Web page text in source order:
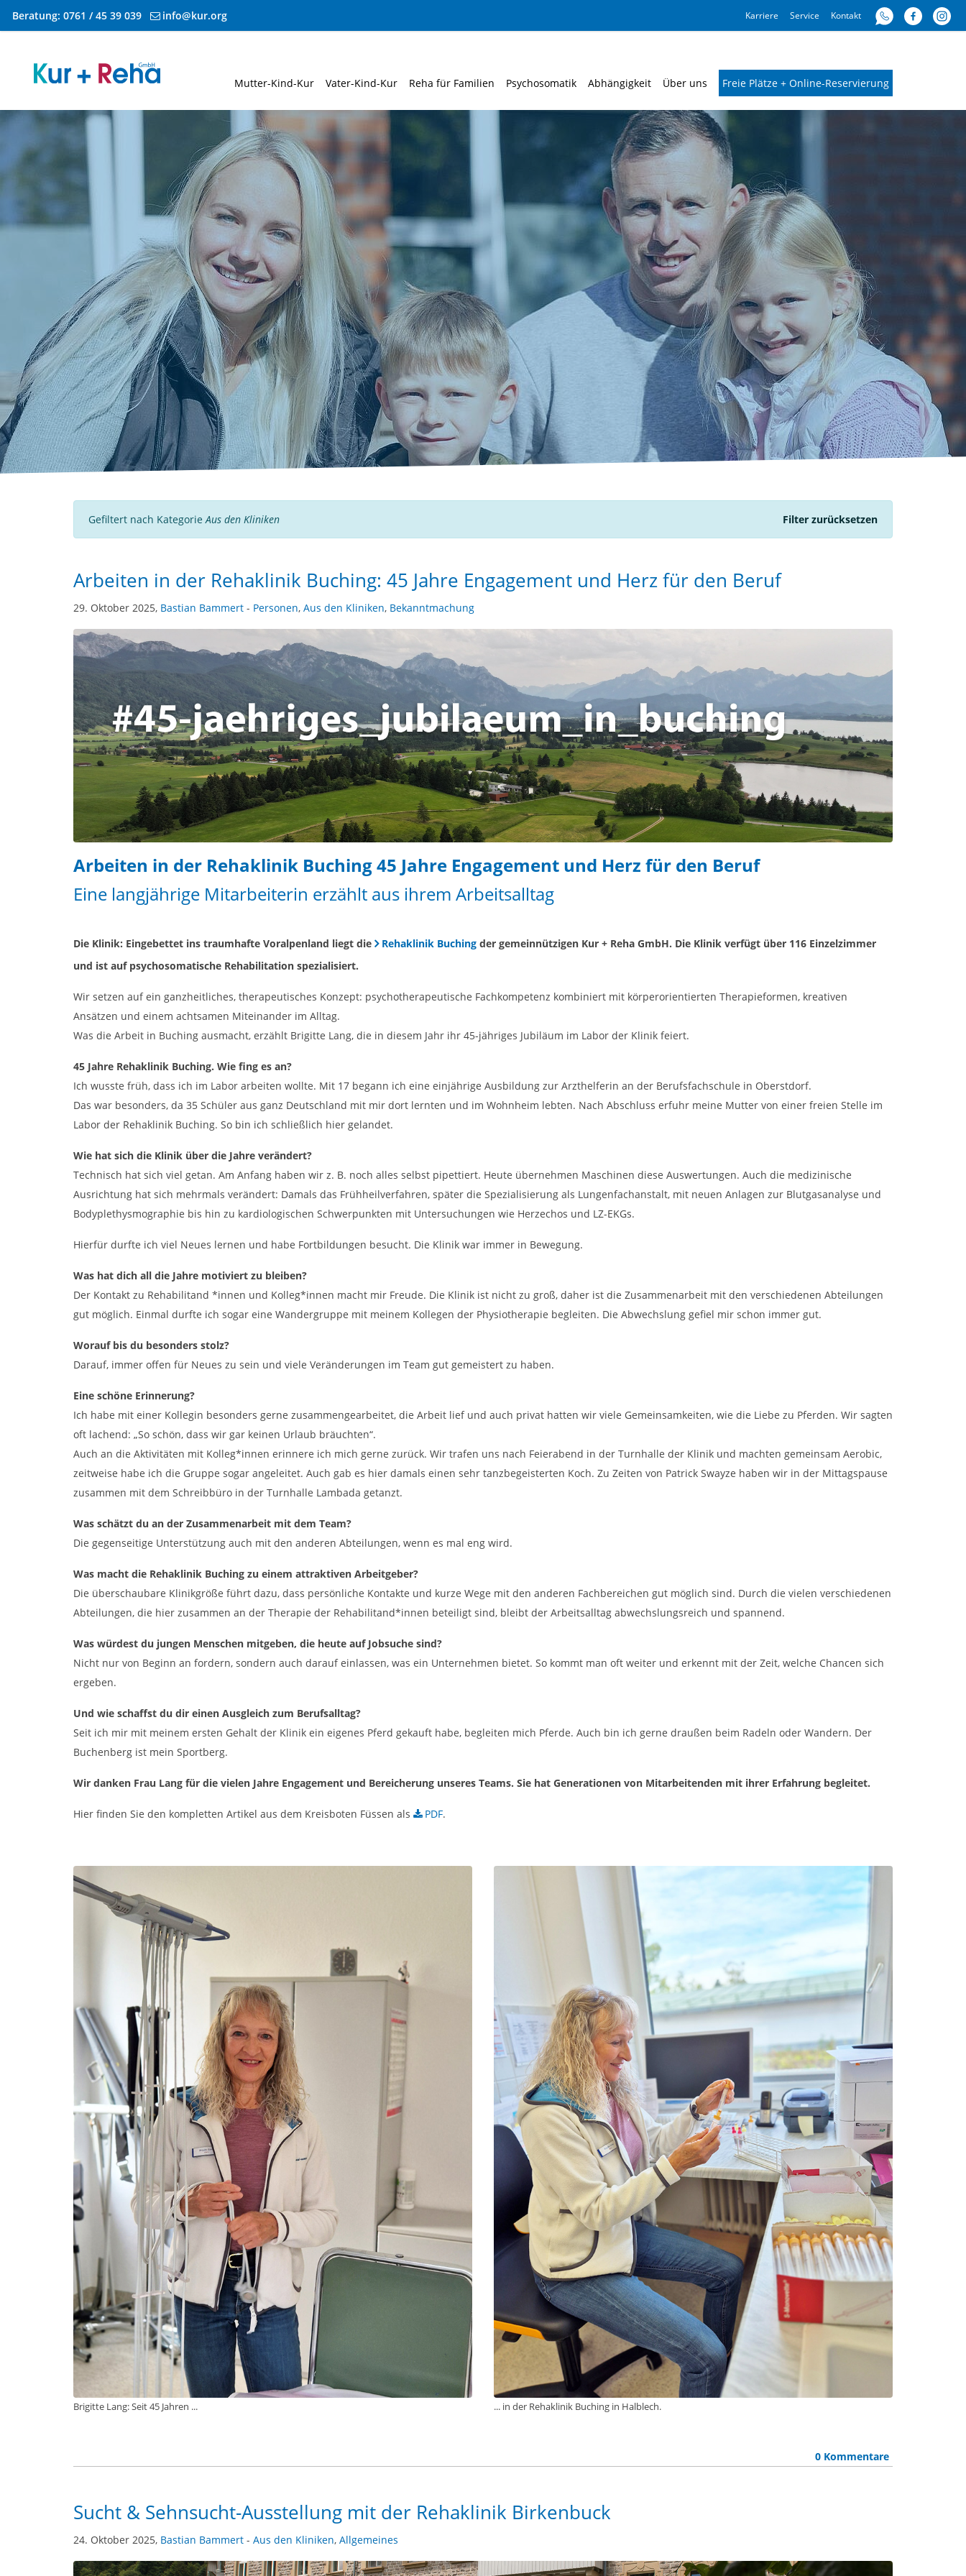
Beratung: 0761 / 45 39 039 info@kur.org Karriere Service Kontakt
Mutter-Kind-Kur Vater-Kind-Kur Reha für Familien Psychosomatik Abhängigkeit Über uns Freie Plätze + Online-Reservierung
Gefiltert nach KategorieAus den Kliniken Filter zurücksetzen
Arbeiten in der Rehaklinik Buching: 45 Jahre Engagement und Herz für den Beruf
29. Oktober 2025, Bastian Bammert - Personen, Aus den Kliniken, Bekanntmachung
Arbeiten in der Rehaklinik Buching 45 Jahre Engagement und Herz für den Beruf
Eine langjährige Mitarbeiterin erzählt aus ihrem Arbeitsalltag
Die Klinik: Eingebettet ins traumhafte Voralpenland liegt die Rehaklinik Buching der gemeinnützigen Kur + Reha GmbH. Die Klinik verfügt über 116 Einzelzimmer
und ist auf psychosomatische Rehabilitation spezialisiert.
Wir setzen auf ein ganzheitliches, therapeutisches Konzept: psychotherapeutische Fachkompetenz kombiniert mit körperorientierten Therapieformen, kreativen
Ansätzen und einem achtsamen Miteinander im Alltag.
Was die Arbeit in Buching ausmacht, erzählt Brigitte Lang, die in diesem Jahr ihr 45-jähriges Jubiläum im Labor der Klinik feiert.
45 Jahre Rehaklinik Buching. Wie fing es an?
Ich wusste früh, dass ich im Labor arbeiten wollte. Mit 17 begann ich eine einjährige Ausbildung zur Arzthelferin an der Berufsfachschule in Oberstdorf.
Das war besonders, da 35 Schüler aus ganz Deutschland mit mir dort lernten und im Wohnheim lebten. Nach Abschluss erfuhr meine Mutter von einer freien Stelle im
Labor der Rehaklinik Buching. So bin ich schließlich hier gelandet.
Wie hat sich die Klinik über die Jahre verändert?
Technisch hat sich viel getan. Am Anfang haben wir z. B. noch alles selbst pipettiert. Heute übernehmen Maschinen diese Auswertungen. Auch die medizinische
Ausrichtung hat sich mehrmals verändert: Damals das Frühheilverfahren, später die Spezialisierung als Lungenfachanstalt, mit neuen Anlagen zur Blutgasanalyse und
Bodyplethysmographie bis hin zu kardiologischen Schwerpunkten mit Untersuchungen wie Herzechos und LZ-EKGs.
Hierfür durfte ich viel Neues lernen und habe Fortbildungen besucht. Die Klinik war immer in Bewegung.
Was hat dich all die Jahre motiviert zu bleiben?
Der Kontakt zu Rehabilitand *innen und Kolleg*innen macht mir Freude. Die Klinik ist nicht zu groß, daher ist die Zusammenarbeit mit den verschiedenen Abteilungen
gut möglich. Einmal durfte ich sogar eine Wandergruppe mit meinem Kollegen der Physiotherapie begleiten. Die Abwechslung gefiel mir schon immer gut.
Worauf bis du besonders stolz?
Darauf, immer offen für Neues zu sein und viele Veränderungen im Team gut gemeistert zu haben.
Eine schöne Erinnerung?
Ich habe mit einer Kollegin besonders gerne zusammengearbeitet, die Arbeit lief und auch privat hatten wir viele Gemeinsamkeiten, wie die Liebe zu Pferden. Wir sagten
oft lachend: „So schön, dass wir gar keinen Urlaub bräuchten“.
Auch an die Aktivitäten mit Kolleg*innen erinnere ich mich gerne zurück. Wir trafen uns nach Feierabend in der Turnhalle der Klinik und machten gemeinsam Aerobic,
zeitweise habe ich die Gruppe sogar angeleitet. Auch gab es hier damals einen sehr tanzbegeisterten Koch. Zu Zeiten von Patrick Swayze haben wir in der Mittagspause
zusammen mit dem Schreibbüro in der Turnhalle Lambada getanzt.
Was schätzt du an der Zusammenarbeit mit dem Team?
Die gegenseitige Unterstützung auch mit den anderen Abteilungen, wenn es mal eng wird.
Was macht die Rehaklinik Buching zu einem attraktiven Arbeitgeber?
Die überschaubare Klinikgröße führt dazu, dass persönliche Kontakte und kurze Wege mit den anderen Fachbereichen gut möglich sind. Durch die vielen verschiedenen
Abteilungen, die hier zusammen an der Therapie der Rehabilitand*innen beteiligt sind, bleibt der Arbeitsalltag abwechslungsreich und spannend.
Was würdest du jungen Menschen mitgeben, die heute auf Jobsuche sind?
Nicht nur von Beginn an fordern, sondern auch darauf einlassen, was ein Unternehmen bietet. So kommt man oft weiter und erkennt mit der Zeit, welche Chancen sich
ergeben.
Und wie schaffst du dir einen Ausgleich zum Berufsalltag?
Seit ich mir mit meinem ersten Gehalt der Klinik ein eigenes Pferd gekauft habe, begleiten mich Pferde. Auch bin ich gerne draußen beim Radeln oder Wandern. Der
Buchenberg ist mein Sportberg.
Wir danken Frau Lang für die vielen Jahre Engagement und Bereicherung unseres Teams. Sie hat Generationen von Mitarbeitenden mit ihrer Erfahrung begleitet.
Hier finden Sie den kompletten Artikel aus dem Kreisboten Füssen als PDF.
Brigitte Lang: Seit 45 Jahren ... ... in der Rehaklinik Buching in Halblech.
0 Kommentare
Sucht & Sehnsucht-Ausstellung mit der Rehaklinik Birkenbuck
24. Oktober 2025, Bastian Bammert - Aus den Kliniken, Allgemeines